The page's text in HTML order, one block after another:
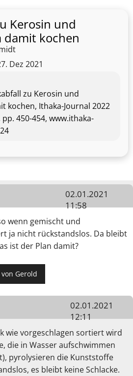
Kerosin und
damit kochen
Dez 2021
zu Kerosin und
kochen, Ithaka-Journal 2022
450-454, www.ithaka-
02.01.2021
11:58
wenn gemischt und
ja nicht rückstandslos. Da bleibt
ist der Plan damit?
Gerold
02.01.2021
12:11
wie vorgeschlagen sortiert wird
die in Wasser aufschwimmen
pyrolysieren die Kunststoffe
es bleibt keine Schlacke.